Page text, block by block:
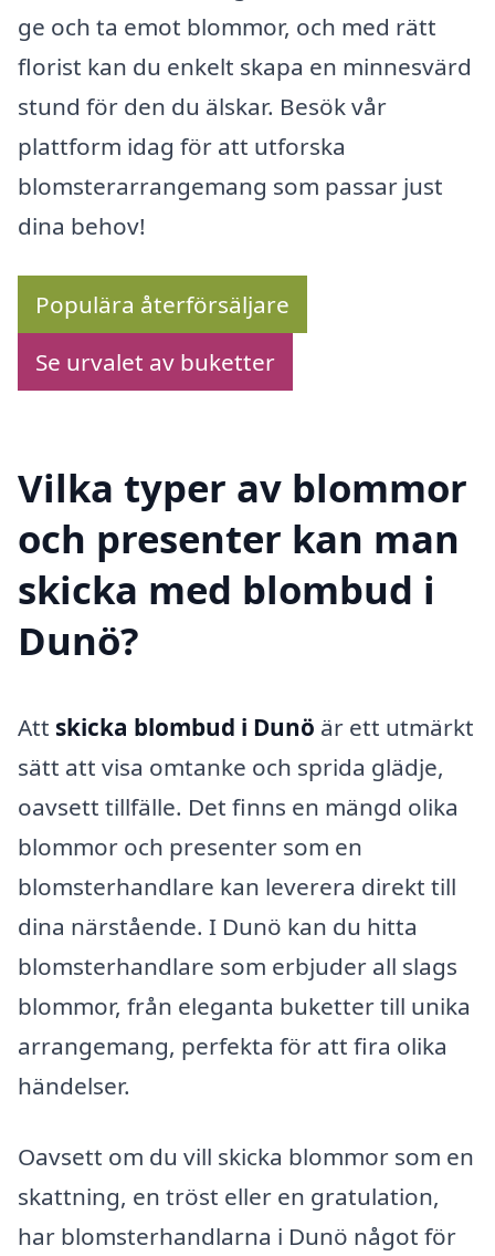
ge och ta emot blommor, och med rätt
florist kan du enkelt skapa en minnesvärd
stund för den du älskar. Besök vår
plattform idag för att utforska
blomsterarrangemang som passar just
dina behov!
Populära återförsäljare
Se urvalet av buketter
Vilka typer av blommor
och presenter kan man
skicka med blombud i
Dunö?
Att skicka blombud i Dunö är ett utmärkt
sätt att visa omtanke och sprida glädje,
oavsett tillfälle. Det finns en mängd olika
blommor och presenter som en
blomsterhandlare kan leverera direkt till
dina närstående. I Dunö kan du hitta
blomsterhandlare som erbjuder all slags
blommor, från eleganta buketter till unika
arrangemang, perfekta för att fira olika
händelser.
Oavsett om du vill skicka blommor som en
skattning, en tröst eller en gratulation,
har blomsterhandlarna i Dunö något för